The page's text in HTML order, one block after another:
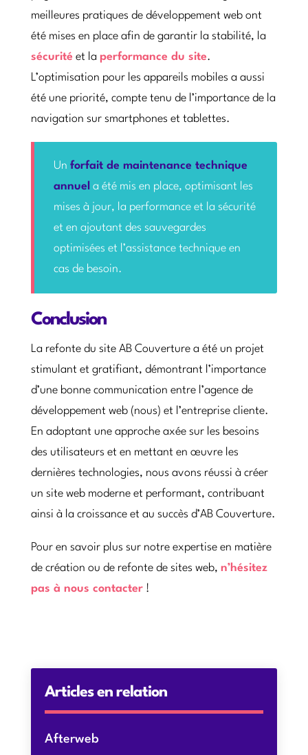
meilleures pratiques de développement web ont
été mises en place afin de garantir la stabilité, la
sécurité et la performance du site.
L’optimisation pour les appareils mobiles a aussi
été une priorité, compte tenu de l’importance de la
navigation sur smartphones et tablettes.
Un forfait de maintenance technique
annuel a été mis en place, optimisant les
mises à jour, la performance et la sécurité
et en ajoutant des sauvegardes
optimisées et l’assistance technique en
cas de besoin.
Conclusion
La refonte du site AB Couverture a été un projet
stimulant et gratifiant, démontrant l’importance
d’une bonne communication entre l’agence de
développement web (nous) et l’entreprise cliente.
En adoptant une approche axée sur les besoins
des utilisateurs et en mettant en œuvre les
dernières technologies, nous avons réussi à créer
un site web moderne et performant, contribuant
ainsi à la croissance et au succès d’AB Couverture.
Pour en savoir plus sur notre expertise en matière
de création ou de refonte de sites web, n’hésitez
pas à nous contacter!
Articles en relation
Afterweb